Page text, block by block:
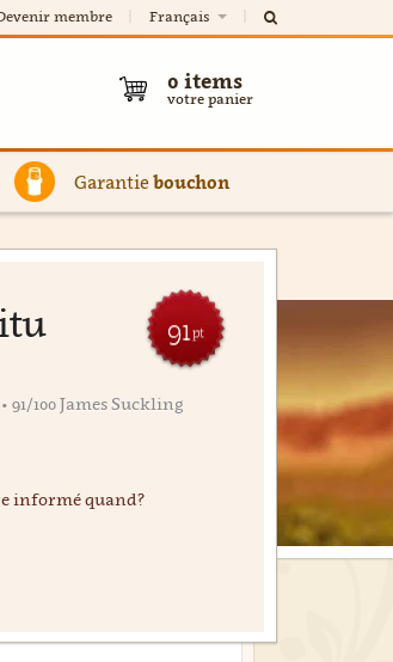
membre Français
0 items
votre panier
Garantiebouchon
91pt
91/100 James Suckling
informé quand?